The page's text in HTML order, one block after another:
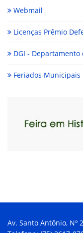
Webmail
Licenças Prêmio
DGI - Departamento
Feriados Municipais
Av. Santo Antônio, Nº